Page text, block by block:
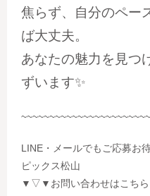
焦らず、自分のペー
ば大丈夫。
あなたの魅力を見つ
ずいます✨
LINE・メールでもご応募お
ピックス松山
▼▽▼お問い合わせはこち